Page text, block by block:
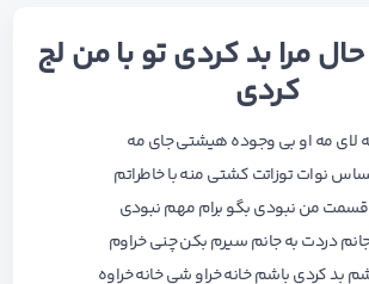
مرا بد کردی تو با من لج
کردی
لای مه او بی وجوده هیشتی جای مه
نوات توزاتت کشتی منه با خاطراتم
من نبودی بگو برام مهم نبودی
دردت به جانم سیرم بکن چنی خراوم
بد کردی باشم خانه خراو شی خانه خراوه